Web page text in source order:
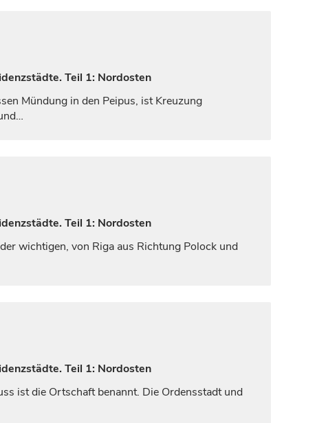
Teil 1: Nordosten
Mündung in den Peipus, ist Kreuzung
Teil 1: Nordosten
wichtigen, von Riga aus Richtung Polock und
Teil 1: Nordosten
ist die Ortschaft benannt. Die Ordensstadt und